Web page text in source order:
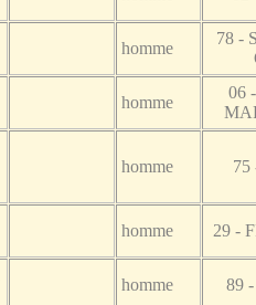
homme
78 -
homme
06
homme 75
homme 29 -
homme 89